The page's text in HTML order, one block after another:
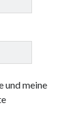
und meine